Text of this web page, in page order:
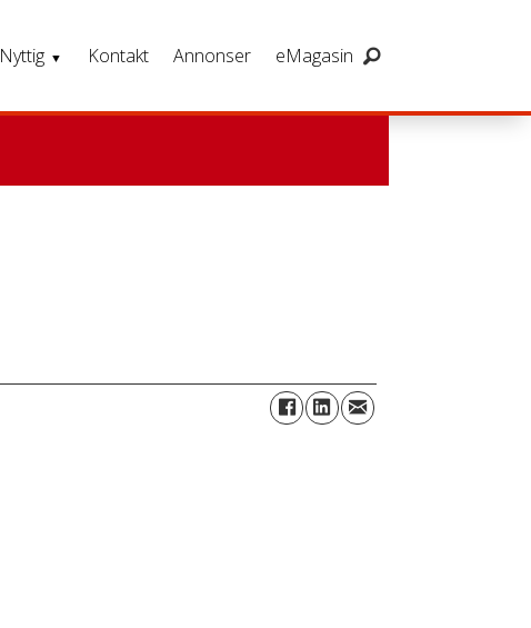
Nyttig Kontakt Annonser eMagasin